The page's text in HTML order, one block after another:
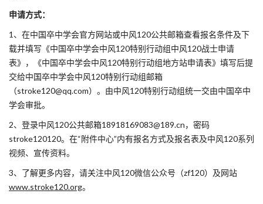
申请方式：
1、在中国卒中学会官方网站或中风120公共邮箱查看报名条件及下
载并填写《中国卒中学会中风120特别行动组中风120战士申请
表》，《中国卒中学会中风120特别行动组地方站申请表》填写后提
交给中国卒中学会中风120特别行动组邮箱
（stroke120@qq.com）。由中风120特别行动组统一交由中国卒中
学会审批。
2、登录中风120公共邮箱18918169083@189.cn，密码
stroke120120。在“附件中心”内有报名方式及报名表及中风120系列
视频、宣传资料。
3、了解更多内容，请关注中风120微信公众号（zf120）及网站
www.stroke120.org。